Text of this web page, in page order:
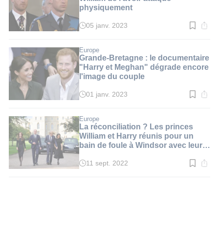
physiquement
Temps
:
2
min.
05 janv. 2023
Europe
Grande-Bretagne : le documentaire
"Harry et Meghan" dégrade encore
l'image du couple
Temps
:
2
min.
01 janv. 2023
Europe
La réconciliation ? Les princes
William et Harry réunis pour un
bain de foule à Windsor avec leur
Temps
11 sept. 2022